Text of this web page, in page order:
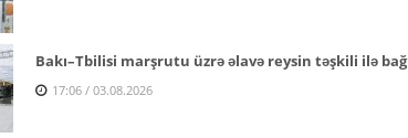
Bakı–Tbilisi marşrutu üzrə əlavə reysin təşkili ilə
17:06 / 03.08.2026